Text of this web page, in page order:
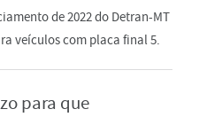
de 2022 do Detran-MT
veículos com placa final 5.
para que